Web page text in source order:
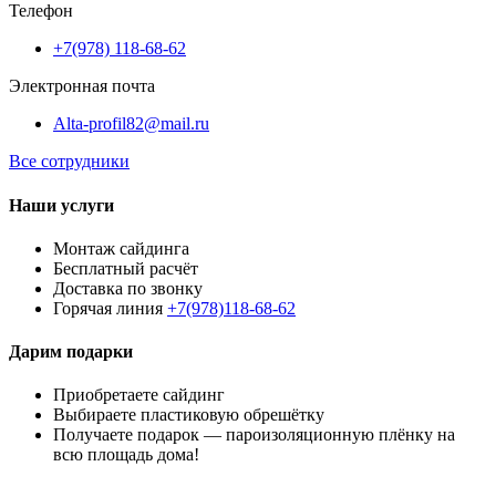
Телефон
+7(978) 118-68-62
Электронная почта
Alta-profil82@mail.ru
Все сотрудники
Наши услуги
Монтаж сайдинга
Бесплатный расчёт
Доставка по звонку
Горячая линия +7(978)118-68-62
Дарим подарки
Приобретаете сайдинг
Выбираете пластиковую обрешётку
Получаете подарок — пароизоляционную плёнку на
всю площадь дома!